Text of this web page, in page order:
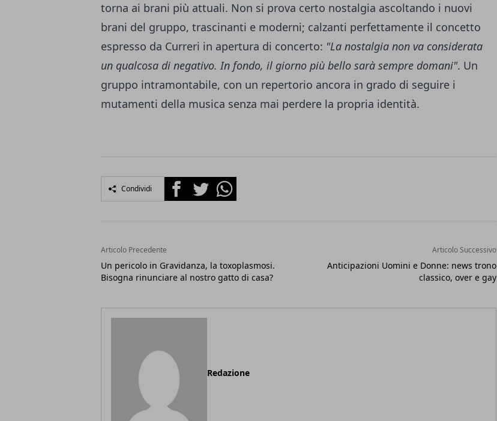
torna ai brani più attuali. Non si prova certo nostalgia ascoltando i nuovi
brani del gruppo, trascinanti e moderni; calzanti perfettamente il concetto
espresso da Curreri in apertura di concerto: "La nostalgia non va considerata
un qualcosa di negativo. In fondo, il giorno più bello sarà sempre domani". Un
gruppo intramontabile, con un repertorio ancora in grado di seguire i
mutamenti della musica senza mai perdere la propria identità.
Condividi FacebookTwitterWhatsapp
Articolo Precedente
Un pericolo in Gravidanza, la toxoplasmosi.
Bisogna rinunciare al nostro gatto di casa?
Articolo Successivo
Anticipazioni Uomini e Donne: news trono
classico, over e gay
Redazione